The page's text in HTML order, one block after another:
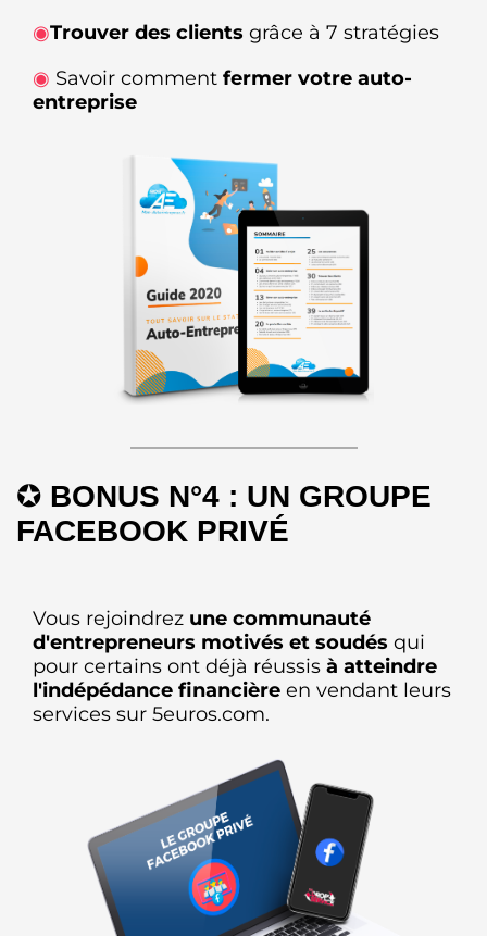
◉Trouver des clients grâce à 7 stratégies
◉ Savoir comment fermer votre auto-
entreprise
✪ BONUS N°4 : UN GROUPE
FACEBOOK PRIVÉ
Vous rejoindrez une communauté
d'entrepreneurs motivés et soudés qui
pour certains ont déjà réussis à atteindre
l'indépédance financière en vendant leurs
services sur 5euros.com.